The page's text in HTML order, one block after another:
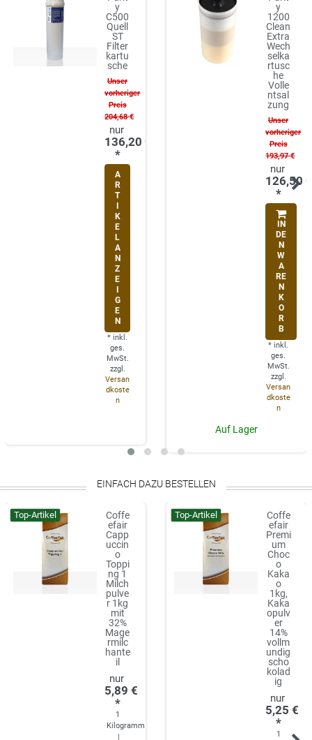
y
C500
Quell
ST
Filter
kartu
sche
Unser
vorheriger
Preis
204,68 €
136,20 €
*
A
R
T
K
E
L
A
N
Z
E
G
E
N
* inkl.
ges.
MwSt.
zzgl.
Versan
dkoste
n
y
1200
Clean
Extra
Wech
selka
rtusc
he
Volle
ntsal
zung
Unser
vorheriger
Preis
193,97 €
126,50
*
IN
DE
N
W
A
RE
N
K
O
R
B
* inkl.
ges.
MwSt.
zzgl.
Versan
dkoste
n
Auf Lager
EINFACH DAZU BESTELLEN
Top-Artikel
Coffe
efair
Capp
uccin
o
Toppi
ng 1
Milch
pulve
r 1kg
mit
32%
Mage
rmilc
hante
il
5,89 €
*
1
Kilogramm
Top-Artikel
Coffe
efair
Premi
um
Choc
o
Kaka
o
1kg,
Kaka
opulv
er
14%
vollm
undig
scho
kolad
ig
5,25 €
*
1